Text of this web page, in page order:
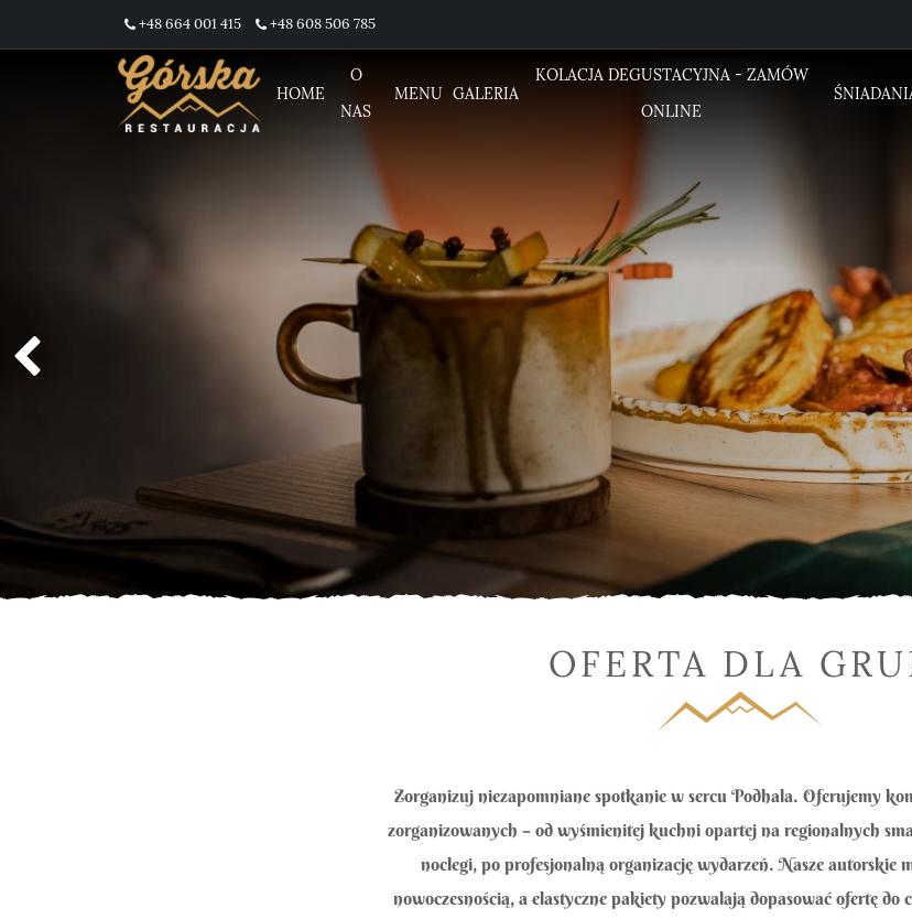
+48 664 001 415 +48 608 506 785
HOME
O
NAS
MENU GALERIA
KOLACJA DEGUSTACYJNA - ZAMÓW
ONLINE
OFERTA DLA
Zorganizuj niezapomniane spotkanie w sercu Podhala. Oferujemy
zorganizowanych – od wyśmienitej kuchni opartej na regionalnych
noclegi, po profesjonalną organizację wydarzeń. Nasze autorskie
nowoczesnością, a elastyczne pakiety pozwalają dopasować ofertę